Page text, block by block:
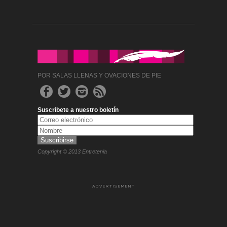
POR SALAS LLENAS Y OVACIONES DE PIE
Suscribete a nuestro boletín
Copyright © 2013 Entretenia
ADVERTISEMENT